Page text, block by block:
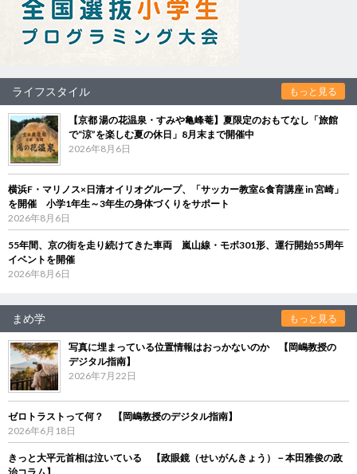
ライフスタイル もっと見る
【京都 湯の花温泉・すみや亀峰菴】夏限定のおもてなし「旅館
で“涼”を楽しむ夏の休日」8月末まで開催中
2026年8月6日
横浜F・マリノス×日清オイリオグループ、「サッカー教室&食育講座 in 宮崎」
を開催 小学1年生～3年生の身体づくりをサポート
2026年8月6日
55年間、京の街を走り続けてきた車両 嵐山線・モボ301形、運行開始55周年
イベントを開催
2026年8月6日
まめ学 もっと見る
写真に埋まっている位置情報はおっかないのか 【岡嶋教授の
デジタル指南】
2026年7月22日
ゼロトラストって何？ 【岡嶋教授のデジタル指南】
2026年6月18日
きっと大平元首相は泣いている 【政眼鏡（せいがんきょう）－本田雅俊の政